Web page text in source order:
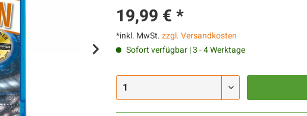
19,99 € *
*inkl. MwSt.zzgl. Versandkosten
Sofort verfügbar | 3 - 4 Werktage